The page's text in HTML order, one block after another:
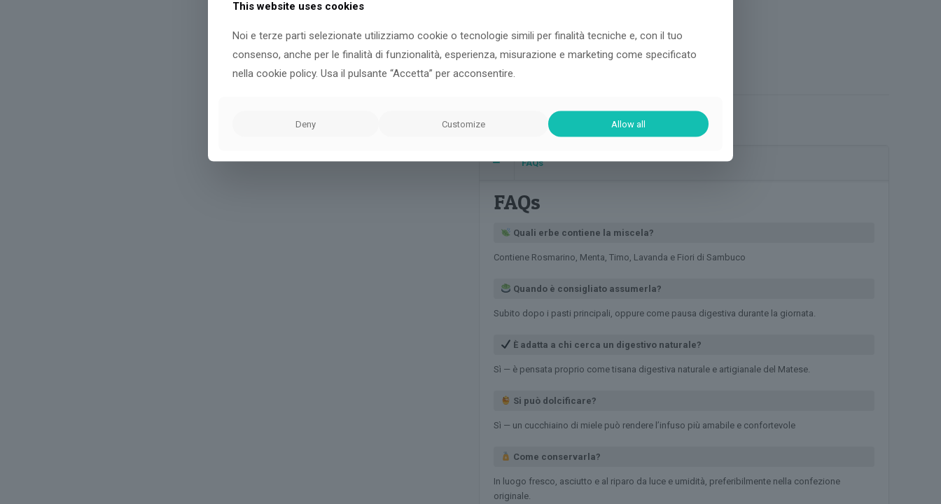
Busta
La
Rossa
COD:201
FAQs
FAQs
Quali erbe contiene la miscela?
Contiene Rosmarino, Menta, Timo, Lavanda e Fiori di Sambuco
Quando è consigliato assumerla?
Subito dopo i pasti principali, oppure come pausa digestiva durante la giornata.
È adatta a chi cerca un digestivo naturale?
Sì — è pensata proprio come tisana digestiva naturale e artigianale del Matese.
Si può dolcificare?
Sì — un cucchiaino di miele può rendere l’infuso più amabile e confortevole
Come conservarla?
In luogo fresco, asciutto e al riparo da luce e umidità, preferibilmente nella confezione
originale.
This website uses cookies
Noi e terze parti selezionate utilizziamo cookie o tecnologie simili per finalità tecniche e, con il tuo
consenso, anche per le finalità di funzionalità, esperienza, misurazione e marketing come specificato
nella cookie policy. Usa il pulsante “Accetta” per acconsentire.
Deny Customize Allow all